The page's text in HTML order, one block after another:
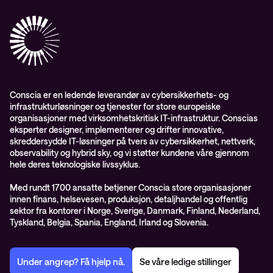
Conscia Education Services
Conscia er en ledende leverandør av cybersikkerhets- og
infrastrukturløsninger og tjenester for store europeiske
organisasjoner med virksomhetskritisk IT-infrastruktur. Conscias
eksperter designer, implementerer og drifter innovative,
skreddersydde IT-løsninger på tvers av cybersikkerhet, nettverk,
observability og hybrid sky, og vi støtter kundene våre gjennom
hele deres teknologiske livssyklus.
Med rundt 1700 ansatte betjener Conscia store organisasjoner
innen finans, helsevesen, produksjon, detaljhandel og offentlig
sektor fra kontorer i Norge, Sverige, Danmark, Finland, Nederland,
Tyskland, Belgia, Spania, England, Irland og Slovenia.
Under angrep? Få hjelp nå. Se våre ledige stillinger